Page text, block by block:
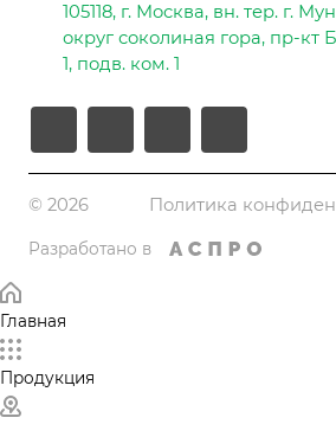
105118, г. Москва, вн. тер. г.
округ соколиная гора, пр-кт
1, подв. ком. 1
© 2026 Политика
Разработано в
Главная
Продукция